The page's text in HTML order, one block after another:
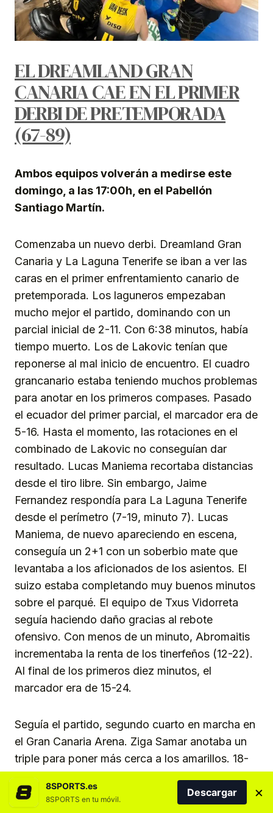
EL DREAMLAND GRAN
CANARIA CAE EN EL PRIMER
DERBI DE PRETEMPORADA
(67-89)
Ambos equipos volverán a medirse este
domingo, a las 17:00h, en el Pabellón
Santiago Martín.
Comenzaba un nuevo derbi. Dreamland Gran
Canaria y La Laguna Tenerife se iban a ver las
caras en el primer enfrentamiento canario de
pretemporada. Los laguneros empezaban
mucho mejor el partido, dominando con un
parcial inicial de 2-11. Con 6:38 minutos, había
tiempo muerto. Los de Lakovic tenían que
reponerse al mal inicio de encuentro. El cuadro
grancanario estaba teniendo muchos problemas
para anotar en los primeros compases. Pasado
el ecuador del primer parcial, el marcador era de
5-16. Hasta el momento, las rotaciones en el
combinado de Lakovic no conseguían dar
resultado. Lucas Maniema recortaba distancias
desde el tiro libre. Sin embargo, Jaime
Fernandez respondía para La Laguna Tenerife
desde el perímetro (7-19, minuto 7). Lucas
Maniema, de nuevo apareciendo en escena,
conseguía un 2+1 con un soberbio mate que
levantaba a los aficionados de los asientos. El
suizo estaba completando muy buenos minutos
sobre el parqué. El equipo de Txus Vidorreta
seguía haciendo daño gracias al rebote
ofensivo. Con menos de un minuto, Abromaitis
incrementaba la renta de los tinerfeños (12-22).
Al final de los primeros diez minutos, el
marcador era de 15-24.
Seguía el partido, segundo cuarto en marcha en
el Gran Canaria Arena. Ziga Samar anotaba un
triple para poner más cerca a los amarillos. 18-
26 en los primeros minutos de cuarto. Andrew
Albicy volvía a pista junto con Miquel Salvó
para aportar frescura. La Laguna Tenerife
8SPORTS.es
8SPORTS en tu móvil.
Descargar ×